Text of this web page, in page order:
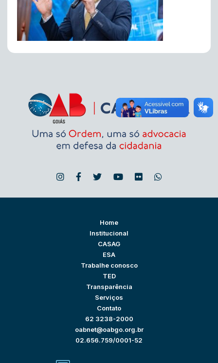
Home
Institucional
CASAG
ESA
Trabalhe conosco
TED
Transparência
Serviços
Contato
62 3238-2000
oabnet@oabgo.org.br
02.656.759/0001-52